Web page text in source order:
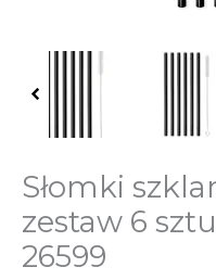
Słomki
zestaw 6
26599